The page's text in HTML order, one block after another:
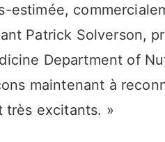
estimée,
Patrick Solverson,
Department of
maintenant à
très excitants. »